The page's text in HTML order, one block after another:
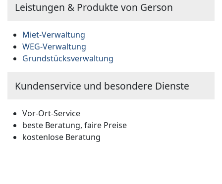
Leistungen & Produkte von Gerson
Miet-Verwaltung
WEG-Verwaltung
Grundstücks­verwaltung
Kundenservice und besondere Dienste
Vor-Ort-Service
beste Beratung, faire Preise
kostenlose Beratung